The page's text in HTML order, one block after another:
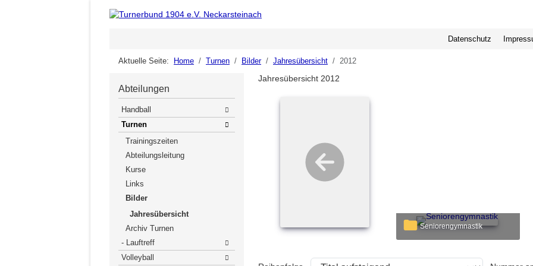
Datenschutz
Aktuelle Seite: Home Turnen Bilder Jahresübersicht 2012
Abteilungen
Handball
Turnen
Trainingszeiten
Abteilungsleitung
Kurse
Links
Bilder
Jahresübersicht
Archiv Turnen
- Lauftreff
Volleyball
Jahresübersicht 2012
Seniorengymnastik